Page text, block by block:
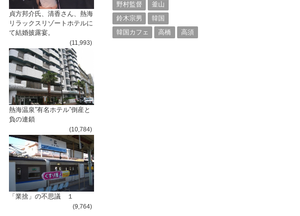
貞方邦介氏、清香さん、熱海
リラックスリゾートホテルに
て結婚披露宴。
(11,993)
熱海温泉”有名ホテル”倒産と
負の連鎖
(10,784)
「業捨」の不思議 １
(9,764)
野村監督
釜山
鈴木宗男
韓国
韓国カフェ
高橋 高須